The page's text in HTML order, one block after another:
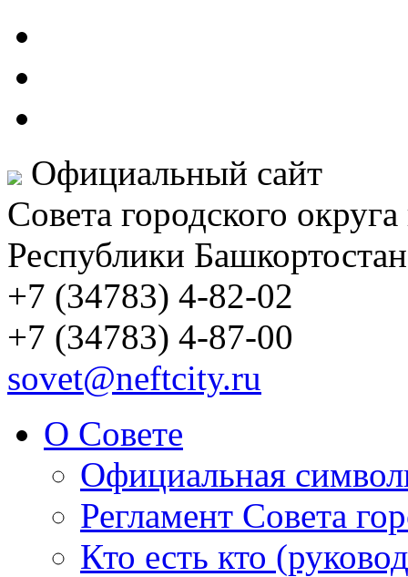
Официальный сайт
Совета городского
Республики Башкортостан
+7 (34783) 4-82-02
+7 (34783) 4-87-00
sovet@neftcity.ru
О Совете
Официальная
Регламент Совета
Кто есть кто